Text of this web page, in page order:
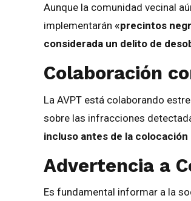
Aunque la comunidad vecinal
implementarán «precintos
considerada un delito de
Colaboración
La AVPT está colaborando
sobre las infracciones
incluso antes de la
Advertencia a
Es fundamental informar a la